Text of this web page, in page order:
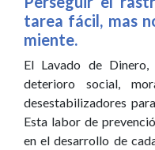
tarea fácil, mas
miente.
El Lavado de
deterioro social,
desestabilizadores
Esta labor de
en el desarrollo de